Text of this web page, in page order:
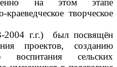
на этом этапе
краеведческое творческое
2004 г.г.) был посвящён
проектов, созданию
воспитания сельских